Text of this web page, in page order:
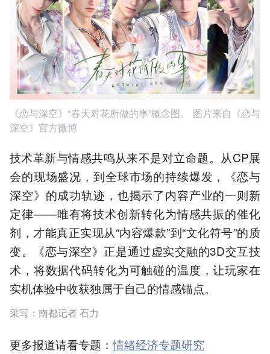
《恋与深空》“春天对花所做的事”概念图。 图片来自《恋与
深空》官方微博
技术革新与情感共鸣从来不是对立命题。从CP展
会的现场盛况，到全球市场的持续爆发，《恋与
深空》的成功轨迹，也揭示了内容产业的一则新
定律——唯有将技术创新转化为情感共振的催化
剂，才能真正实现从“内容爆款”到“文化符号”的质
变。《恋与深空》正是通过虚实交融的3D交互技
术，将数据代码转化为可触碰的温度，让玩家在
实机体验中收获独属于自己的情感锚点。
采写：南都记者 石力
更多报道请看专题：情绪经济专题研究